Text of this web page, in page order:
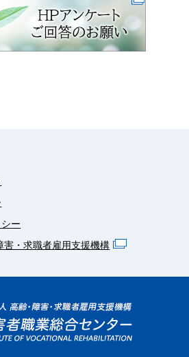
ー
害・求職者雇用支援機構